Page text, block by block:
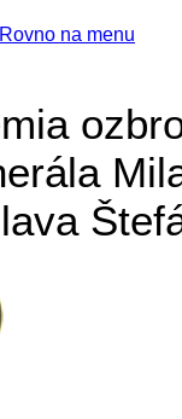
Rovno na menu